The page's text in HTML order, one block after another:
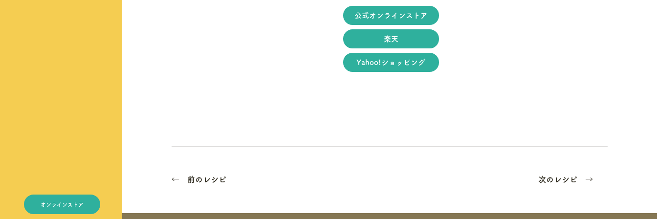
オンラインストア
← 前のレシピ 次のレシピ →
公式オンラインストア
楽天
Yahoo!ショッピング